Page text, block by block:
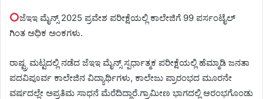
ಜೆಇಇ ಮೈನ್ಸ್ 2025 ಪ್ರವೇಶ ಪರೀಕ್ಷೆಯಲ್ಲಿ ಕಾಲೇಜಿಗೆ 99 ಪರ್ಸಂಟೈಲ್
ಗಿಂತ ಅಧಿಕ ಅಂಕಗಳು.
ರಾಷ್ಟ್ರ ಮಟ್ಟದಲ್ಲಿ ನಡೆದ ಜೆಇಇ ಮೈನ್ಸ್ ಸ್ಪರ್ಧಾತ್ಮಕ ಪರೀಕ್ಷೆಯಲ್ಲಿ ಹೆಮ್ಮಾಡಿ ಜನತಾ
ಪದವಿಪೂರ್ವ ಕಾಲೇಜಿನ ವಿದ್ಯಾರ್ಥಿಗಳು, ಕಾಲೇಜು ಪ್ರಾರಂಭದ ಮೂರನೇ
ವರ್ಷದಲ್ಲೇ ಅಪ್ರತಿಮ ಸಾಧನೆ ಮೆರೆದಿದ್ದಾರೆ.ಗ್ರಾಮೀಣ ಭಾಗದಲ್ಲಿ ಆರಂಭಗೊಂಡು